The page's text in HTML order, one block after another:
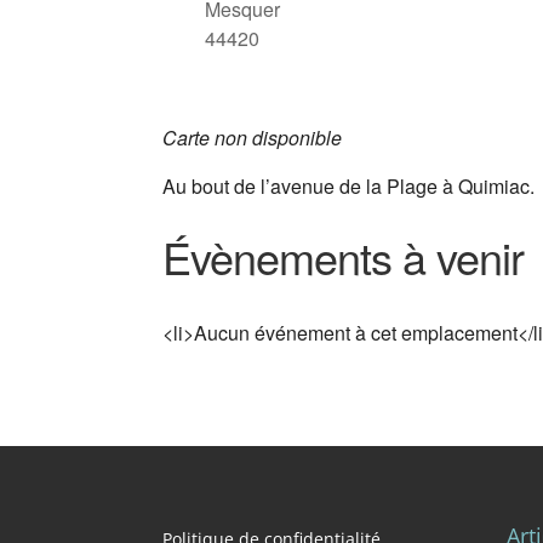
Mesquer
44420
Carte non disponible
Au bout de l’avenue de la Plage à Quimiac.
Évènements à venir
<li>Aucun événement à cet emplacement</
Politique de confidentialité